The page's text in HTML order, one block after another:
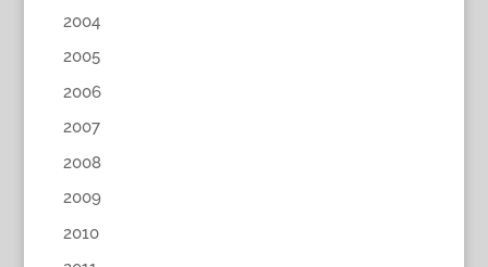
2004
2005
2006
2007
2008
2009
2010